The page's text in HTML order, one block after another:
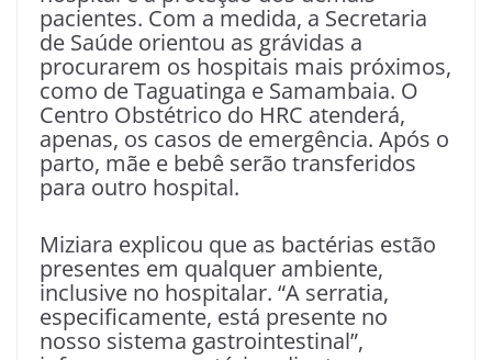
pacientes. Com a medida, a Secretaria
de Saúde orientou as grávidas a
procurarem os hospitais mais próximos,
como de Taguatinga e Samambaia. O
Centro Obstétrico do HRC atenderá,
apenas, os casos de emergência. Após o
parto, mãe e bebê serão transferidos
para outro hospital.
Miziara explicou que as bactérias estão
presentes em qualquer ambiente,
inclusive no hospitalar. “A serratia,
especificamente, está presente no
nosso sistema gastrointestinal”,